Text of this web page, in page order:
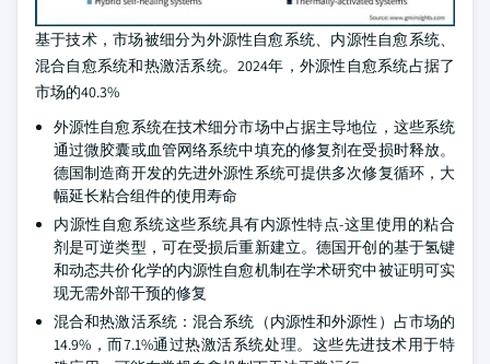
基于技术，市场被细分为外源性自愈系统、内源性自愈系统、
混合自愈系统和热激活系统。2024年，外源性自愈系统占据了
市场的40.3%
外源性自愈系统在技术细分市场中占据主导地位，这些系统
通过微胶囊或血管网络系统中填充的修复剂在受损时释放。
德国制造商开发的先进外源性系统可提供多次修复循环，大
幅延长粘合组件的使用寿命
内源性自愈系统这些系统具有内源性特点-这里使用的粘合
剂是可逆类型，可在受损后重新建立。德国开创的基于氢键
和动态共价化学的内源性自愈机制在学术研究中被证明可实
现无需外部干预的修复
混合和热激活系统：混合系统（内源性和外源性）占市场的
14.9%，而7.1%通过热激活系统处理。这些先进技术用于特